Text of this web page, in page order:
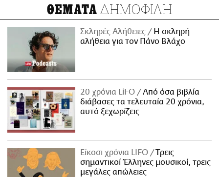
ΘΕΜΑΤΑ ΔΗΜΟΦΙΛΗ
Σκληρές Αλήθειες
H σκληρή
αλήθεια για τον Πάνο Βλάχο
20 χρόνια LiFO
Από όσα βιβλία
διάβασες τα τελευταία 20 χρόνια,
αυτό ξεχωρίζεις
Είκοσι χρόνια LIFO
Tρεις
σημαντικοί Έλληνες μουσικοί, τρεις
μεγάλες απώλειες